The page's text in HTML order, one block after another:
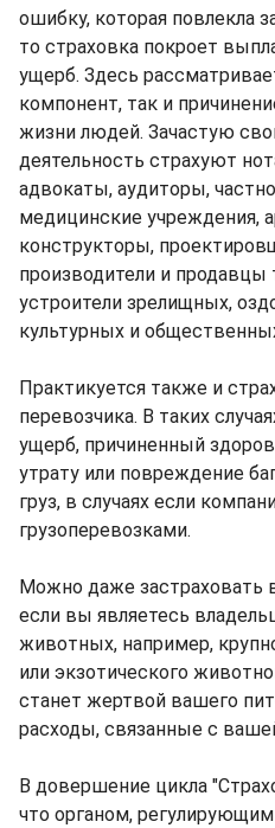
ошибку, которая повлекла
то страховка покроет
ущерб. Здесь
компонент, так и
жизни людей. Зачастую
деятельность страхуют
адвокаты, аудиторы,
медицинские учреждения,
конструкторы,
производители и продавцы
устроители зрелищных,
культурных и
Практикуется также и
перевозчика. В таких
ущерб, причиненный
утрату или повреждение
груз, в случаях если
грузоперевозками.
Можно даже застраховать
если вы являетесь
животных, например,
или экзотического
станет жертвой вашего
расходы, связанные с
В довершение цикла
что органом,